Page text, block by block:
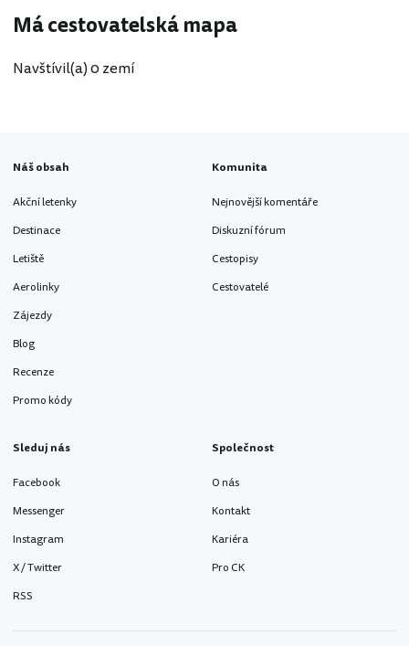
Má cestovatelská mapa
Navštívil(a) 0 zemí
Náš obsah
Akční letenky
Destinace
Letiště
Aerolinky
Zájezdy
Blog
Recenze
Promo kódy
Komunita
Nejnovější komentáře
Diskuzní fórum
Cestopisy
Cestovatelé
Sleduj nás
Facebook
Messenger
Instagram
X / Twitter
RSS
Společnost
O nás
Kontakt
Kariéra
Pro CK